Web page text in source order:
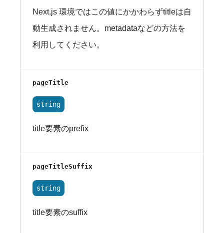
Next.js 環境ではこの値にかかわらずtitleは自
動生成されません。metadataなどの方法を
利用してください。
pageTitle
string
title要素のprefix
pageTitleSuffix
string
title要素のsuffix